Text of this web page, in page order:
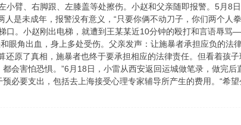
臂、右脚跟、左膝盖等处擦伤。小赵和父亲随即报警。5月8
是未成年，报警没有意义，“只要你俩不动刀子，你们两个人
口。小赵刚出电梯，就遭到王某某近10分钟的殴打和言语辱骂
眼角出血，身上多处受伤。父亲发声：让施暴者承担应负的法
原了真相，施暴者也终于要承担相应的法律责任。但看着孩
会害怕恐惧。”6月18日，小雷从西安返回运城做笔录，做完后
必要支出，包括去上海接受心理专家辅导所产生的费用。“希